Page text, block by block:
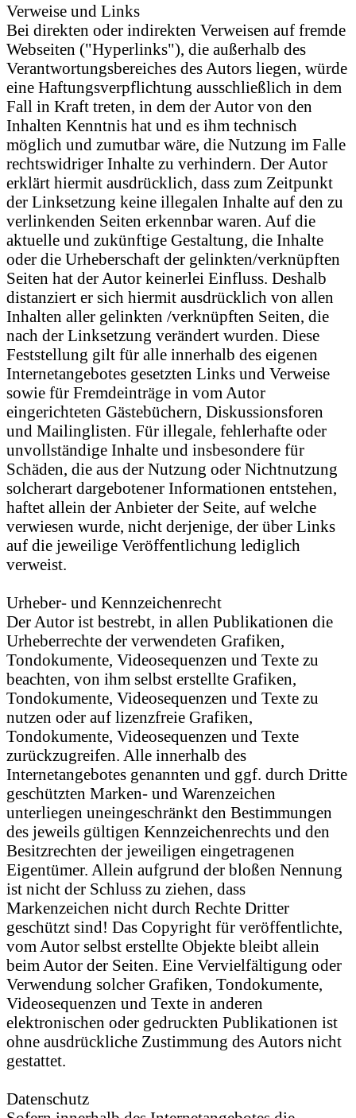
Verweise und Links
Bei direkten oder indirekten Verweisen auf fremde
Webseiten ("Hyperlinks"), die außerhalb des
Verantwortungsbereiches des Autors liegen, würde
eine Haftungsverpflichtung ausschließlich in dem
Fall in Kraft treten, in dem der Autor von den
Inhalten Kenntnis hat und es ihm technisch
möglich und zumutbar wäre, die Nutzung im Falle
rechtswidriger Inhalte zu verhindern. Der Autor
erklärt hiermit ausdrücklich, dass zum Zeitpunkt
der Linksetzung keine illegalen Inhalte auf den zu
verlinkenden Seiten erkennbar waren. Auf die
aktuelle und zukünftige Gestaltung, die Inhalte
oder die Urheberschaft der gelinkten/verknüpften
Seiten hat der Autor keinerlei Einfluss. Deshalb
distanziert er sich hiermit ausdrücklich von allen
Inhalten aller gelinkten /verknüpften Seiten, die
nach der Linksetzung verändert wurden. Diese
Feststellung gilt für alle innerhalb des eigenen
Internetangebotes gesetzten Links und Verweise
sowie für Fremdeinträge in vom Autor
eingerichteten Gästebüchern, Diskussionsforen
und Mailinglisten. Für illegale, fehlerhafte oder
unvollständige Inhalte und insbesondere für
Schäden, die aus der Nutzung oder Nichtnutzung
solcherart dargebotener Informationen entstehen,
haftet allein der Anbieter der Seite, auf welche
verwiesen wurde, nicht derjenige, der über Links
auf die jeweilige Veröffentlichung lediglich
verweist.
Urheber- und Kennzeichenrecht
Der Autor ist bestrebt, in allen Publikationen die
Urheberrechte der verwendeten Grafiken,
Tondokumente, Videosequenzen und Texte zu
beachten, von ihm selbst erstellte Grafiken,
Tondokumente, Videosequenzen und Texte zu
nutzen oder auf lizenzfreie Grafiken,
Tondokumente, Videosequenzen und Texte
zurückzugreifen. Alle innerhalb des
Internetangebotes genannten und ggf. durch Dritte
geschützten Marken- und Warenzeichen
unterliegen uneingeschränkt den Bestimmungen
des jeweils gültigen Kennzeichenrechts und den
Besitzrechten der jeweiligen eingetragenen
Eigentümer. Allein aufgrund der bloßen Nennung
ist nicht der Schluss zu ziehen, dass
Markenzeichen nicht durch Rechte Dritter
geschützt sind! Das Copyright für veröffentlichte,
vom Autor selbst erstellte Objekte bleibt allein
beim Autor der Seiten. Eine Vervielfältigung oder
Verwendung solcher Grafiken, Tondokumente,
Videosequenzen und Texte in anderen
elektronischen oder gedruckten Publikationen ist
ohne ausdrückliche Zustimmung des Autors nicht
gestattet.
Datenschutz